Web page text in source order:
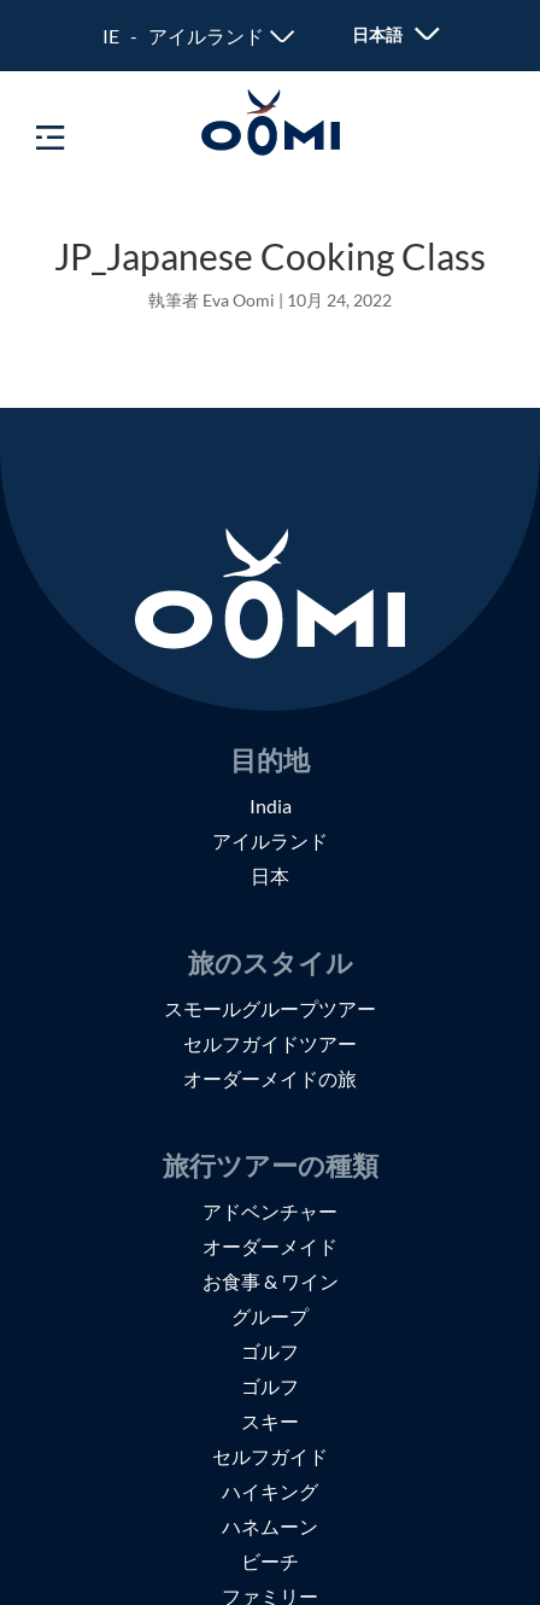
IE - アイルランド 日本語
JP_Japanese Cooking Class
執筆者 Eva Oomi | 10月 24, 2022
目的地
India
アイルランド
日本
旅のスタイル
スモールグループツアー
セルフガイドツアー
オーダーメイドの旅
旅行ツアーの種類
アドベンチャー
オーダーメイド
お食事 & ワイン
グループ
ゴルフ
ゴルフ
スキー
セルフガイド
ハイキング
ハネムーン
ビーチ
ファミリー